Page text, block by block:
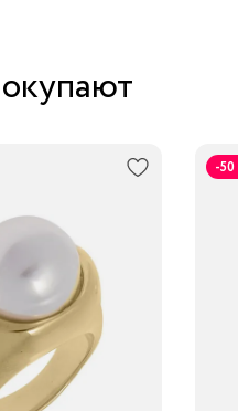
-50